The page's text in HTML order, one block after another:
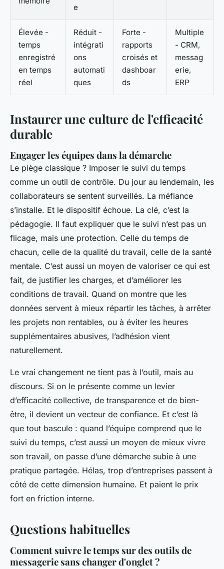
e
Élevée -
temps
enregistré
en temps
réel
Réduit -
intégrati
ons
automati
ques
Forte -
rapports
croisés et
dashboar
ds
Multiple
- CRM,
messag
erie,
ERP
Instaurer une culture de l'efficacité
durable
Engager les équipes dans la démarche
Le piège classique ? Imposer le suivi du temps
comme un outil de contrôle. Du jour au lendemain, les
collaborateurs se sentent surveillés. La méfiance
s’installe. Et le dispositif échoue. La clé, c’est la
pédagogie. Il faut expliquer que le suivi n’est pas un
flicage, mais une protection. Celle du temps de
chacun, celle de la qualité du travail, celle de la santé
mentale. C’est aussi un moyen de valoriser ce qui est
fait, de justifier les charges, et d’améliorer les
conditions de travail. Quand on montre que les
données servent à mieux répartir les tâches, à arrêter
les projets non rentables, ou à éviter les heures
supplémentaires abusives, l’adhésion vient
naturellement.
Le vrai changement ne tient pas à l’outil, mais au
discours. Si on le présente comme un levier
d’efficacité collective, de transparence et de bien-
être, il devient un vecteur de confiance. Et c’est là
que tout bascule : quand l’équipe comprend que le
suivi du temps, c’est aussi un moyen de mieux vivre
son travail, on passe d’une démarche subie à une
pratique partagée. Hélas, trop d’entreprises passent à
côté de cette dimension humaine. Et paient le prix
fort en friction interne.
Questions habituelles
Comment suivre le temps sur des outils de
messagerie sans changer d'onglet ?